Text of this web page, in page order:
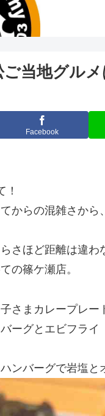
当地グル
Facebook
！
からの混雑さから
さほど距離は違わ
の篠ケ瀬店。
さまカレープレー
ーグとエビフライ
ンバーグで岩塩と